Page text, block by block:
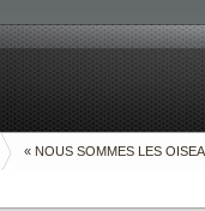
« NOUS SOMMES LES